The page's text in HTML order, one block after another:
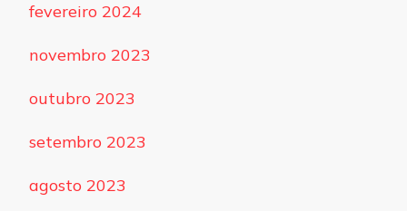
fevereiro 2024
novembro 2023
outubro 2023
setembro 2023
agosto 2023